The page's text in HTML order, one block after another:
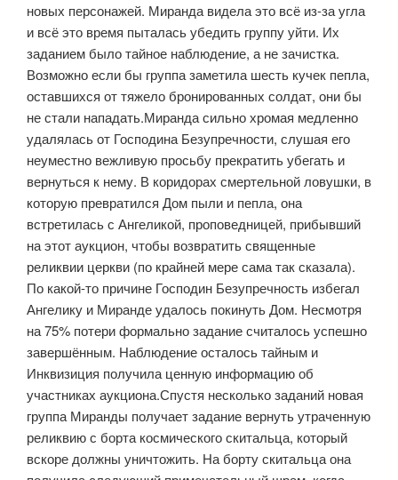
новых персонажей. Миранда видела это всё из-за угла
и всё это время пыталась убедить группу уйти. Их
заданием было тайное наблюдение, а не зачистка.
Возможно если бы группа заметила шесть кучек пепла,
оставшихся от тяжело бронированных солдат, они бы
не стали нападать.Миранда сильно хромая медленно
удалялась от Господина Безупречности, слушая его
неуместно вежливую просьбу прекратить убегать и
вернуться к нему. В коридорах смертельной ловушки, в
которую превратился Дом пыли и пепла, она
встретилась с Ангеликой, проповедницей, прибывший
на этот аукцион, чтобы возвратить священные
реликвии церкви (по крайней мере сама так сказала).
По какой-то причине Господин Безупречность избегал
Ангелику и Миранде удалось покинуть Дом. Несмотря
на 75% потери формально задание считалось успешно
завершённым. Наблюдение осталось тайным и
Инквизиция получила ценную информацию об
участниках аукциона.Спустя несколько заданий новая
группа Миранды получает задание вернуть утраченную
реликвию с борта космического скитальца, который
вскоре должны уничтожить. На борту скитальца она